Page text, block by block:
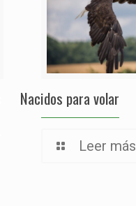
Nacidos para volar
Leer más